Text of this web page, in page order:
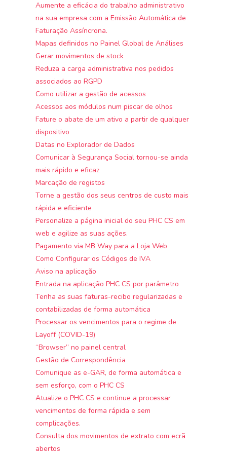
Aumente a eficácia do trabalho administrativo
na sua empresa com a Emissão Automática de
Faturação Assíncrona.
Mapas definidos no Painel Global de Análises
Gerar movimentos de stock
Reduza a carga administrativa nos pedidos
associados ao RGPD
Como utilizar a gestão de acessos
Acessos aos módulos num piscar de olhos
Fature o abate de um ativo a partir de qualquer
dispositivo
Datas no Explorador de Dados
Comunicar à Segurança Social tornou-se ainda
mais rápido e eficaz
Marcação de registos
Torne a gestão dos seus centros de custo mais
rápida e eficiente
Personalize a página inicial do seu PHC CS em
web e agilize as suas ações.
Pagamento via MB Way para a Loja Web
Como Configurar os Códigos de IVA
Aviso na aplicação
Entrada na aplicação PHC CS por parâmetro
Tenha as suas faturas-recibo regularizadas e
contabilizadas de forma automática
Processar os vencimentos para o regime de
Layoff (COVID-19)
“Browser” no painel central
Gestão de Correspondência
Comunique as e-GAR, de forma automática e
sem esforço, com o PHC CS
Atualize o PHC CS e continue a processar
vencimentos de forma rápida e sem
complicações.
Consulta dos movimentos de extrato com ecrã
abertos